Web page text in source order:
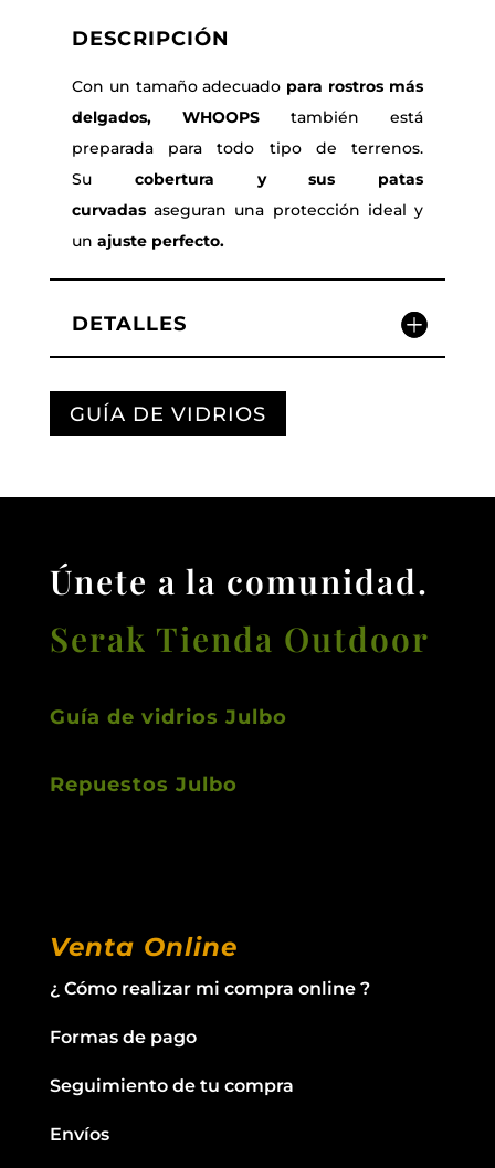
DESCRIPCIÓN
Con un tamaño adecuado para rostros más
delgados,
WHOOPStambién está
preparada para todo tipo de terrenos.
Su cobertura y sus patas
curvadasaseguran una protección ideal y
un ajuste perfecto.
DETALLES
GUÍA DE VIDRIOS
Únete a la comunidad.
Serak Tienda Outdoor
Guía de vidrios Julbo
Repuestos Julbo
Venta Online
¿ Cómo realizar mi compra online ?
Formas de pago
Seguimiento de tu compra
Envíos